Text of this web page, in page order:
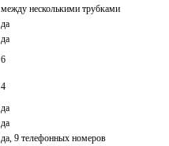
между несколькими трубками
да
да
6
4
да
да
да, 9 телефонных номеров